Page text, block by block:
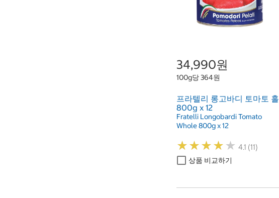
34,990원
100g당 364원
프라텔리 롱고바디 토마토 홀
800g x 12
Fratelli Longobardi Tomato
Whole 800g x 12
★★★★ ★
★★★★ ★ 4.1 (11)
상품 비교하기